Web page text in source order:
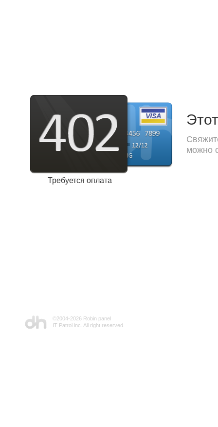
Требуется оплата
можно
©2004-2026 Robin panel
IT Patrol inc. All right reserved.